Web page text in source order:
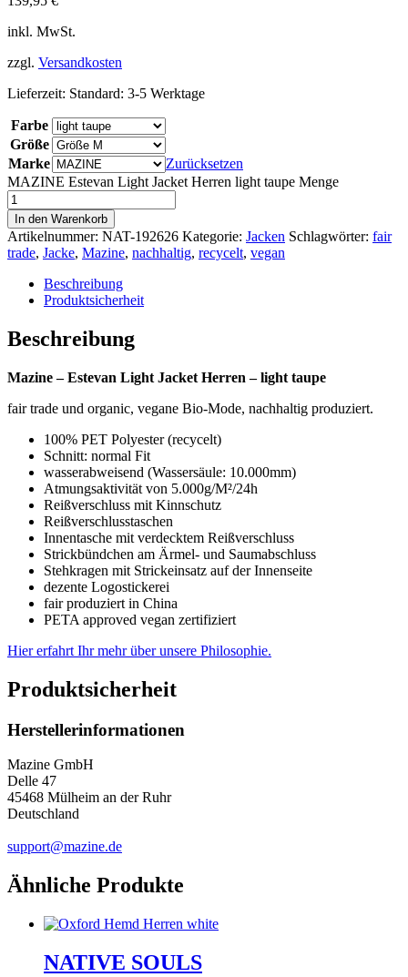
inkl. MwSt.
zzgl. Versandkosten
Lieferzeit: Standard: 3-5 Werktage
Farbe
Größe
Marke
Zurücksetzen
MAZINE Estevan Light Jacket Herren light taupe Menge
In den Warenkorb
Artikelnummer: NAT-192626 Kategorie: Jacken Schlagwörter: fair
trade, Jacke, Mazine, nachhaltig, recycelt, vegan
Beschreibung
Produktsicherheit
Beschreibung
Mazine – Estevan Light Jacket Herren – light taupe
fair trade und organic, vegane Bio-Mode, nachhaltig produziert.
100% PET Polyester (recycelt)
Schnitt: normal Fit
wasserabweisend (Wassersäule: 10.000mm)
Atmungsaktivität von 5.000g/M²/24h
Reißverschluss mit Kinnschutz
Reißverschlusstaschen
Innentasche mit verdecktem Reißverschluss
Strickbündchen am Ärmel- und Saumabschluss
Stehkragen mit Strickeinsatz auf der Innenseite
dezente Logostickerei
fair produziert in China
PETA approved vegan zertifiziert
Hier erfahrt Ihr mehr über unsere Philosophie.
Produktsicherheit
Herstellerinformationen
Mazine GmbH
Delle 47
45468 Mülheim an der Ruhr
Deutschland
support@mazine.de
Ähnliche Produkte
NATIVE SOULS